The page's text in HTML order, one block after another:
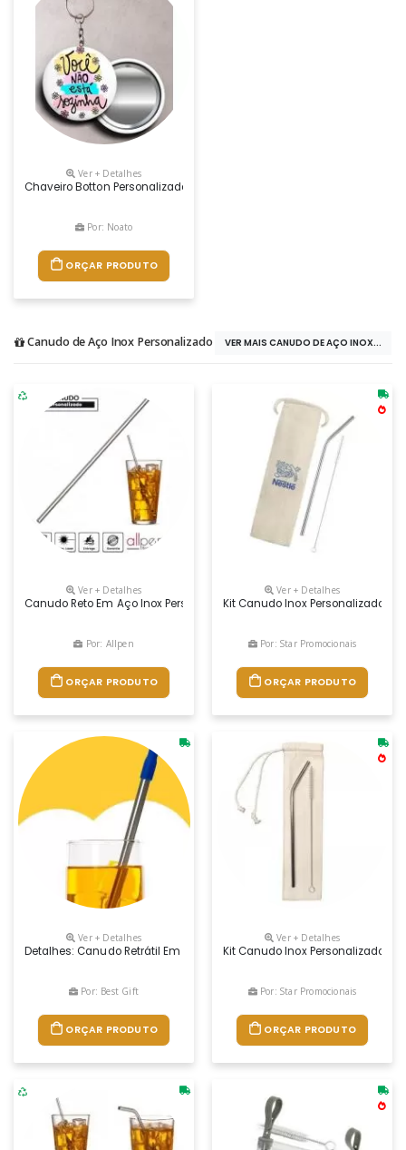
Ver + Detalhes
Chaveiro Botton Personalizado, Confeccionado Em Alumínio O
Por: Noato
ORÇAR PRODUTO
Canudo de Aço Inox Personalizado VER MAIS CANUDO DE AÇO INOX...
Ver + Detalhes
Canudo Reto Em Aço Inox Personalizado Nos Tamanhos 150 E
Por: Allpen
ORÇAR PRODUTO
Ver + Detalhes
Kit Canudo Inox Personalizado
Por: Star Promocionais
ORÇAR PRODUTO
Ver + Detalhes
Detalhes: Canudo Retrátil Em Inox Com Bocal De Silicone E Escova
Por: Best Gift
ORÇAR PRODUTO
Ver + Detalhes
Kit Canudo Inox Personalizado
Por: Star Promocionais
ORÇAR PRODUTO